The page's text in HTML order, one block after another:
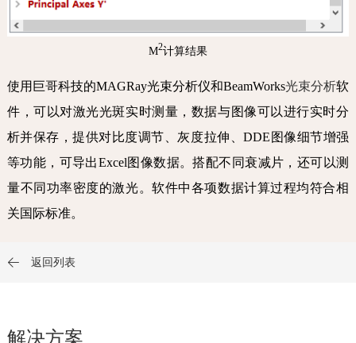
M2计算结果
使用巨哥科技的MAGRay光束分析仪和BeamWorks光束分析软
件，可以对激光光斑实时测量，数据与图像可以进行实时分
析并保存，提供对比度调节、灰度拉伸、DDE图像细节增强
等功能，可导出Excel图像数据。搭配不同衰减片，还可以测
量不同功率密度的激光。软件中各项数据计算过程均符合相
关国际标准。
 返回列表
解决方案